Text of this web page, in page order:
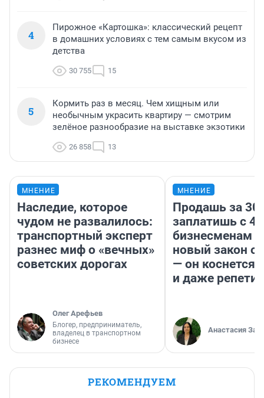
4
Пирожное «Картошка»: классический рецепт
в домашних условиях с тем самым вкусом из
детства
30 755 15
5
Кормить раз в месяц. Чем хищным или
необычным украсить квартиру — смотрим
зелёное разнообразие на выставке экзотики
26 858 13
МНЕНИЕ
Наследие, которое
чудом не развалилось:
транспортный эксперт
разнес миф о «вечных»
советских дорогах
Олег Арефьев
Блогер, предприниматель,
владелец в транспортном
бизнесе
МНЕНИЕ
Продашь за
заплатишь с
бизнесменам
новый закон о
— он коснется
и даже
Анастасия
РЕКОМЕНДУЕМ